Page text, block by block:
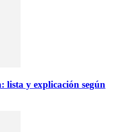
lista y explicación según